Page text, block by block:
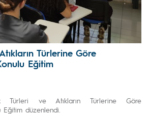
Türlerine Göre
Eğitim
Türleri ve Atıkların Türlerine Göre
Eğitim düzenlendi.